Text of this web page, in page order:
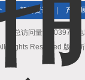
新闻资讯 产品
总访问量：503972
Rights Reserved 版权